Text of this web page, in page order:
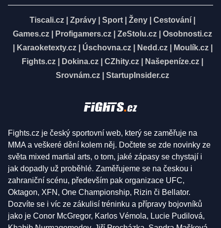
Tiscali.cz Zprávy Sport Ženy Cestování
Games.cz
Profigamers.cz ZeStolu.cz
Osobnosti.cz
Karaoketexty.cz| Úschovna.cz| Nedd.cz| Moulík.cz|
Fights.cz
Dokina.cz CZhity.cz Našepeníze.cz
Srovnám.cz
StartupInsider.cz
Fights.cz je český sportovní web, který se zaměřuje na
MMA a veškeré dění kolem něj. Dočtete se zde novinky ze
světa mixed martial arts, o tom, jaké zápasy se chystají i
jak dopadly už proběhlé. Zaměřujeme se na českou i
zahraniční scénu, především pak organizace UFC,
Oktagon, XFN, One Championship, Rizin či Bellator.
Dozvíte se i víc ze zákulisí tréninku a přípravy bojovníků
jako je Conor McGregor, Karlos Vémola, Lucie Pudilová,